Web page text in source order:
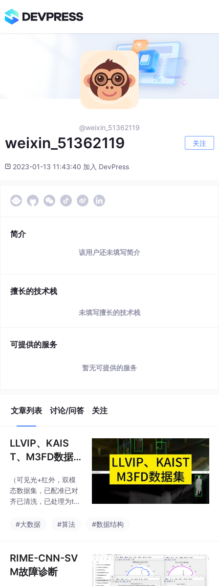
@weixin_51362119
weixin_51362119 关注
2023-01-13 11:43:40 加入 DevPress
简介
该用户还未填写简介
擅长的技术栈
未填写擅长的技术栈
可提供的服务
暂无可提供的服务
文章列表 讨论/问答 关注
LLVIP、KAIS
T、M3FD数据
（可见光+红外，双模
态数据集，已配准已对
齐已清洗，已处理为txt
练）先提供matlab代码
可以进行兑换。利用同
等价值的matlab代码兑
换博主的matlab代码。
#大数据 #算法 #数据结构
RIME-CNN-SV
M故障诊断